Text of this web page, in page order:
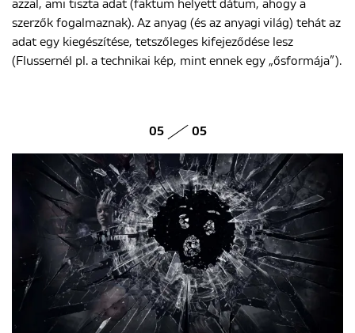
azzal, ami tiszta adat (faktum helyett dátum, ahogy a
szerzők fogalmaznak). Az anyag (és az anyagi világ) tehát az
adat egy kiegészítése, tetszőleges kifejeződése lesz
(Flussernél pl. a technikai kép, mint ennek egy „ősformája”).
05 05